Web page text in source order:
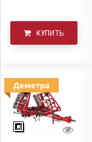
КУПИТЬ
Деметра